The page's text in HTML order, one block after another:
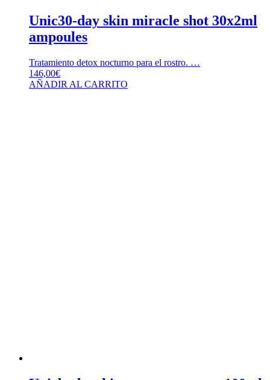
Unic30-day skin miracle shot 30x2ml
ampoules
Tratamiento detox nocturno para el rostro. …
146,00€
AÑADIR AL CARRITO